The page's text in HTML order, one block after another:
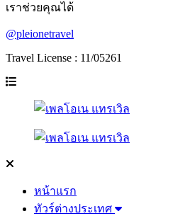
เราช่วยคุณได้
@pleionetravel
Travel License : 11/05261
หน้าแรก
ทัวร์ต่างประเทศ